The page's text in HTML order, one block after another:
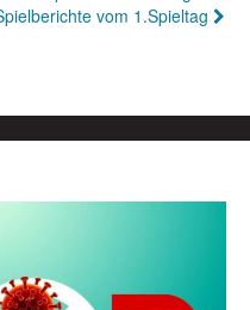
vom 1.Spieltag